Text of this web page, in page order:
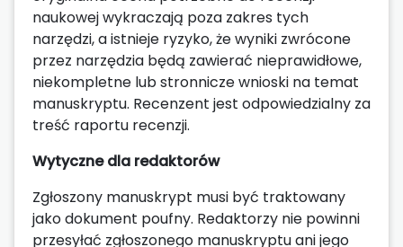
naukowej wykraczają poza zakres tych
narzędzi, a istnieje ryzyko, że wyniki zwrócone
przez narzędzia będą zawierać nieprawidłowe,
niekompletne lub stronnicze wnioski na temat
manuskryptu. Recenzent jest odpowiedzialny za
treść raportu recenzji.
Wytyczne dla redaktorów
Zgłoszony manuskrypt musi być traktowany
jako dokument poufny. Redaktorzy nie powinni
przesyłać zgłoszonego manuskryptu ani jego